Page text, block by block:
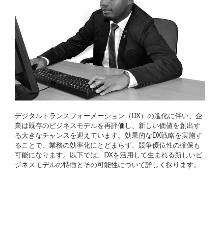
デジタルトランスフォーメーション（DX）の進化に伴い、企
業は既存のビジネスモデルを再評価し、新しい価値を創出す
る大きなチャンスを迎えています。効果的なDX戦略を実施す
ることで、業務の効率化にとどまらず、競争優位性の確保も
可能になります。以下では、DXを活用して生まれる新しいビ
ジネスモデルの特徴とその可能性について詳しく探ります。